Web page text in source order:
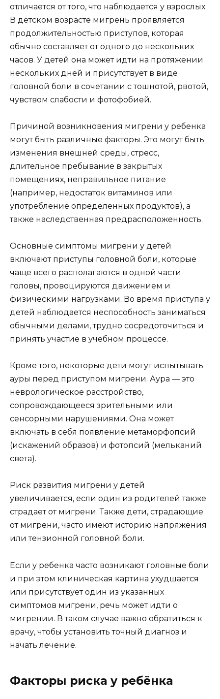
отличается от того, что наблюдается у взрослых.
В детском возрасте мигрень проявляется
продолжительностью приступов, которая
обычно составляет от одного до нескольких
часов. У детей она может идти на протяжении
нескольких дней и присутствует в виде
головной боли в сочетании с тошнотой, рвотой,
чувством слабости и фотофобией.
Причиной возникновения мигрени у ребенка
могут быть различные факторы. Это могут быть
изменения внешней среды, стресс,
длительное пребывание в закрытых
помещениях, неправильное питание
(например, недостаток витаминов или
употребление определенных продуктов), а
также наследственная предрасположенность.
Основные симптомы мигрени у детей
включают приступы головной боли, которые
чаще всего располагаются в одной части
головы, провоцируются движением и
физическими нагрузками. Во время приступа у
детей наблюдается неспособность заниматься
обычными делами, трудно сосредоточиться и
принять участие в учебном процессе.
Кроме того, некоторые дети могут испытывать
ауры перед приступом мигрени. Аура — это
неврологическое расстройство,
сопровождающееся зрительными или
сенсорными нарушениями. Она может
включать в себя появление метаморфопсий
(искажений образов) и фотопсий (мельканий
света).
Риск развития мигрени у детей
увеличивается, если один из родителей также
страдает от мигрени. Также дети, страдающие
от мигрени, часто имеют историю напряжения
или тензионной головной боли.
Если у ребенка часто возникают головные боли
и при этом клиническая картина ухудшается
или присутствует один из указанных
симптомов мигрени, речь может идти о
мигрении. В таком случае важно обратиться к
врачу, чтобы установить точный диагноз и
начать лечение.
Факторы риска у ребёнка